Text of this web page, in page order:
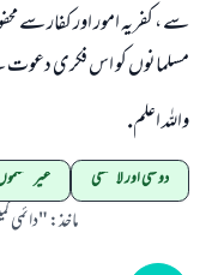
سے ، کفریہ امور اور کفار سے
مسلمانوں کو اس فکری دعوت
واللہ اعلم.
دوستی اور لاتعلقی غیر
ماخذ:"دائمی